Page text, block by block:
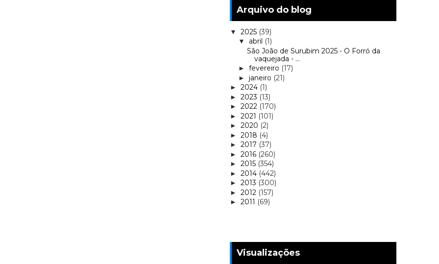
Arquivo do blog
▼ 2025 (39)
▼ abril (1)
São João de Surubim 2025 - O Forró da
vaquejada - ...
► fevereiro (17)
► janeiro (21)
► 2024 (1)
► 2023 (13)
► 2022 (170)
► 2021 (101)
► 2020 (2)
► 2018 (4)
► 2017 (37)
► 2016 (260)
► 2015 (354)
► 2014 (442)
► 2013 (300)
► 2012 (157)
► 2011 (69)
Visualizações